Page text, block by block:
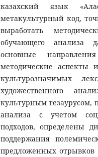
казахский язык
метакультурный код,
выработать
обучающего анализа
основные
методические аспекты
культурозначимых
художественного
культурным тезаурусом,
анализа с учетом
подходов, определены
поддержания
предложенных отрывков